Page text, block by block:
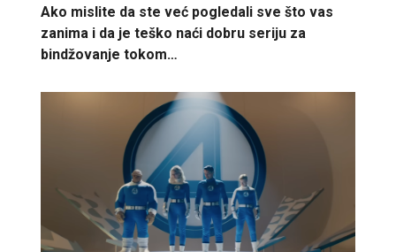
Ako mislite da ste već pogledali sve što vas
zanima i da je teško naći dobru seriju za
bindžovanje tokom…